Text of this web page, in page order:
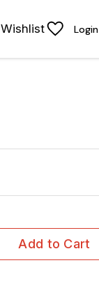
Wishlist Login
Add to Cart